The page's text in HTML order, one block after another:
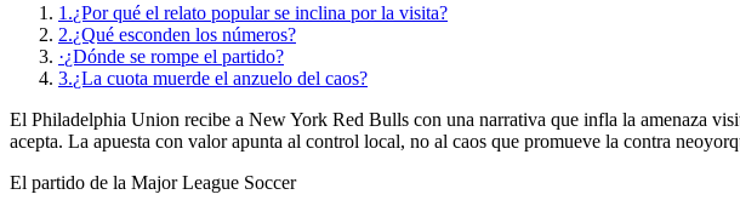
1.¿Por qué el relato popular se inclina por la visita?
2.¿Qué esconden los números?
·¿Dónde se rompe el partido?
3.¿La cuota muerde el anzuelo del caos?
El Philadelphia Union recibe a New York Red Bulls con una narrativa que infla la amenaza
acepta. La apuesta con valor apunta al control local, no al caos que promueve la contra
El partido de la Major League Soccer